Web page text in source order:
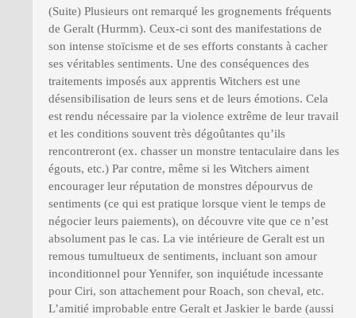
(Suite) Plusieurs ont remarqué les grognements fréquents
de Geralt (Hurmm). Ceux-ci sont des manifestations de
son intense stoïcisme et de ses efforts constants à cacher
ses véritables sentiments. Une des conséquences des
traitements imposés aux apprentis Witchers est une
désensibilisation de leurs sens et de leurs émotions. Cela
est rendu nécessaire par la violence extrême de leur travail
et les conditions souvent très dégoûtantes qu’ils
rencontreront (ex. chasser un monstre tentaculaire dans les
égouts, etc.) Par contre, même si les Witchers aiment
encourager leur réputation de monstres dépourvus de
sentiments (ce qui est pratique lorsque vient le temps de
négocier leurs paiements), on découvre vite que ce n’est
absolument pas le cas. La vie intérieure de Geralt est un
remous tumultueux de sentiments, incluant son amour
inconditionnel pour Yennifer, son inquiétude incessante
pour Ciri, son attachement pour Roach, son cheval, etc.
L’amitié improbable entre Geralt et Jaskier le barde (aussi